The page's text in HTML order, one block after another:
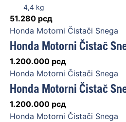
4,4kg
51.280 рсд
Honda Motorni Čistači Snega
Honda Motorni Čistač
1.200.000 рсд
Honda Motorni Čistači Snega
Honda Motorni Čistač
1.200.000 рсд
Honda Motorni Čistači Snega